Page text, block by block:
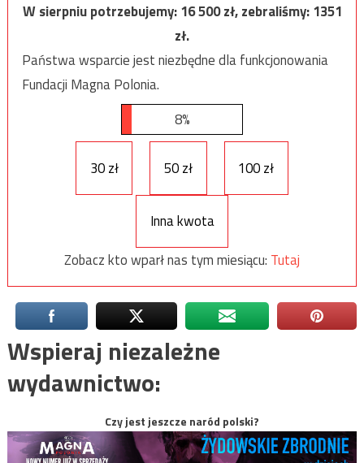
W sierpniu potrzebujemy:16 500zł, zebraliśmy:1351
zł.
Państwa wsparcie jest niezbędne dla funkcjonowania
Fundacji Magna Polonia.
8%
30 zł 50 zł 100 zł
Inna kwota
Zobacz kto wparł nas tym miesiącu: Tutaj
Wspieraj niezależne
wydawnictwo:
Czy jest jeszcze naród polski?